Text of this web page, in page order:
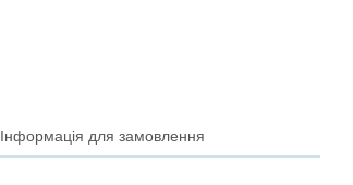
Інформація для замовлення